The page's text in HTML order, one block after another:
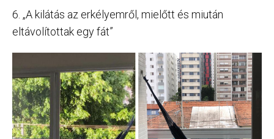
6. „A kilátás az erkélyemről, mielőtt és miután
eltávolítottak egy fát”